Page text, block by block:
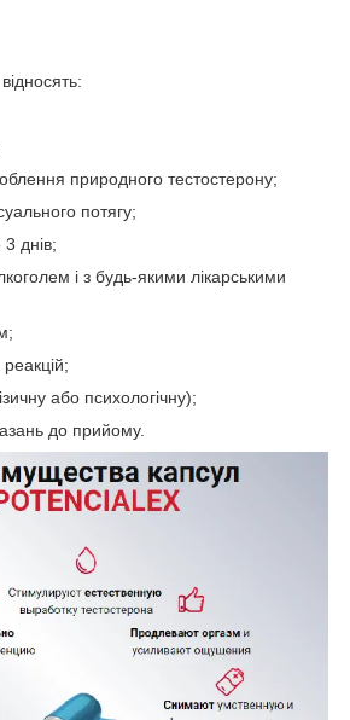
природного тестостерону;
потягу;
днів;
і з будь-якими лікарськими
або психологічну);
до прийому.